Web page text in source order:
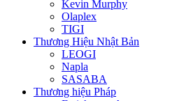
Kevin Murphy
Olaplex
TIGI
Thương Hiệu Nhật Bản
LEOGI
Napla
SASABA
Thương hiệu Pháp